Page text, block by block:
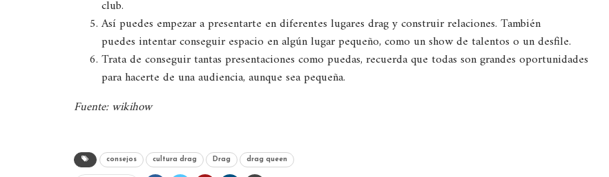
club.
Así puedes empezar a presentarte en diferentes lugares drag y construir relaciones. También
puedes intentar conseguir espacio en algún lugar pequeño, como un show de talentos o un desfile.
Trata de conseguir tantas presentaciones como puedas, recuerda que todas son grandes oportunidades
para hacerte de una audiencia, aunque sea pequeña.
Fuente: wikihow
consejos cultura drag Drag drag queen